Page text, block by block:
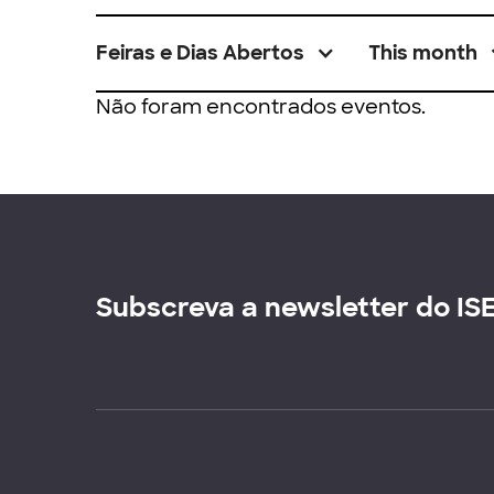
Feiras e Dias Abertos This month
Não foram encontrados eventos.
Subscreva a newsletter do